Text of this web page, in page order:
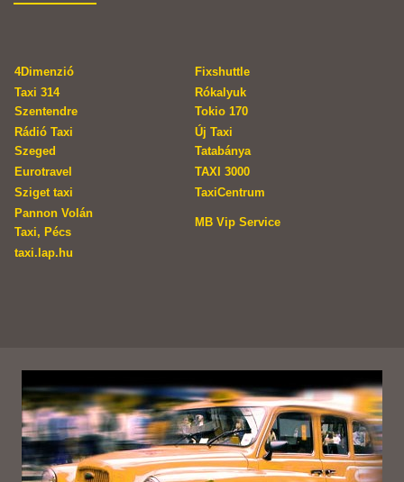
4Dimenzió
Fixshuttle
Taxi 314
Szentendre
Rókalyuk
Tokio 170
Rádió Taxi
Szeged
Új Taxi
Tatabánya
Eurotravel
TAXI 3000
Sziget taxi
TaxiCentrum
Pannon Volán
Taxi, Pécs
MB Vip Service
taxi.lap.hu